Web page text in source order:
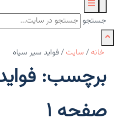
جستجو
خانه / سایت /فواید سیر سیاه
برچسب:
صفحه 1